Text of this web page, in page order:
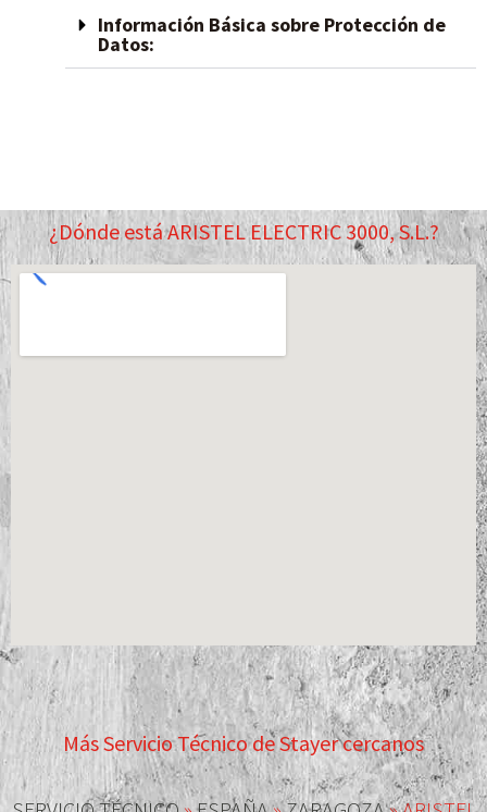
Información Básica sobre Protección de
Datos:
¿Dónde está ARISTEL ELECTRIC 3000, S.L.?
Más Servicio Técnico de Stayer cercanos